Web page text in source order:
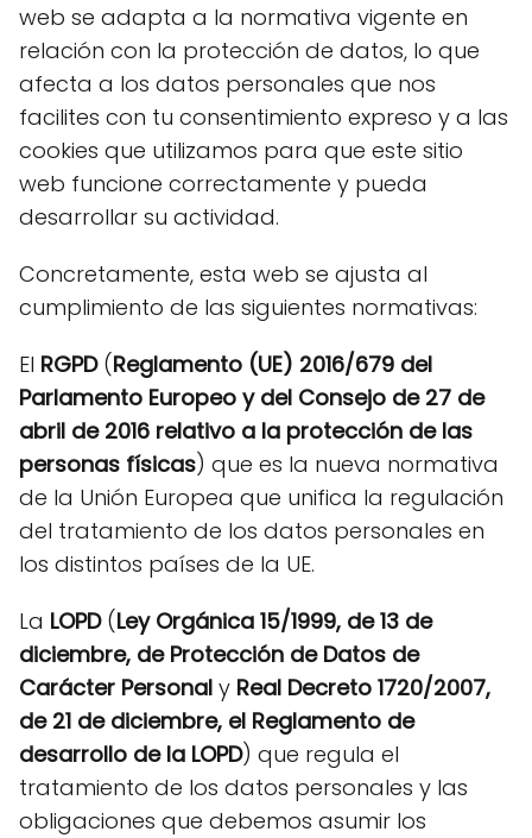
web se adapta a la normativa vigente en
relación con la protección de datos, lo que
afecta a los datos personales que nos
facilites con tu consentimiento expreso y a las
cookies que utilizamos para que este sitio
web funcione correctamente y pueda
desarrollar su actividad.
Concretamente, esta web se ajusta al
cumplimiento de las siguientes normativas:
El RGPD (Reglamento (UE) 2016/679 del
Parlamento Europeo y del Consejo de 27 de
abril de 2016 relativo a la protección de las
personas físicas) que es la nueva normativa
de la Unión Europea que unifica la regulación
del tratamiento de los datos personales en
los distintos países de la UE.
La LOPD(Ley Orgánica 15/1999, de 13 de
diciembre, de Protección de Datos de
Carácter Personal y Real Decreto 1720/2007,
de 21 de diciembre, el Reglamento de
desarrollo de la LOPD) que regula el
tratamiento de los datos personales y las
obligaciones que debemos asumir los